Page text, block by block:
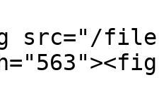
src="/files/